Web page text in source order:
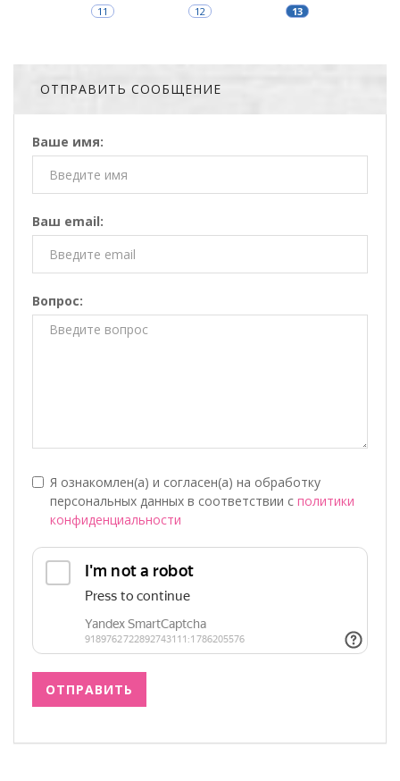
11
12 13
ОТПРАВИТЬ СООБЩЕНИЕ
Ваше имя:
Ваш email:
Вопрос:
Я ознакомлен(а) и согласен(а) на обработку
персональных данных в соответствии с политики
конфиденциальности